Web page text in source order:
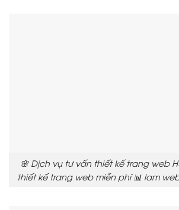
🌸 Dịch vụ tư vấn thiết kế trang web
thiết kế trang web miễn phí 📊 lam